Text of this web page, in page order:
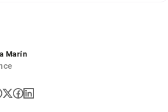
Marín